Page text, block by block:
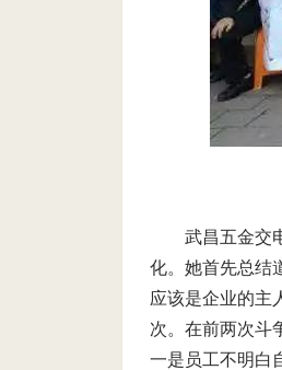
武昌五金交
化。她首先总结
应该是企业的主
次。在前两次斗
一是员工不明白